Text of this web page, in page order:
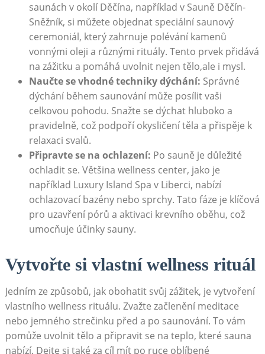
saunách⁤ v ‌okolí Děčína, například⁢ v Sauně Děčín-
Sněžník, si můžete ‍objednat speciální saunový
ceremoniál, který zahrnuje polévání kamenů
vonnými oleji a různými rituály. Tento ⁣prvek přidává
na⁤ zážitku a ⁣pomáhá uvolnit​ nejen tělo,ale⁤ i mysl.
Naučte⁢ se vhodné ⁣techniky⁤ dýchání: Správné
dýchání během saunování⁣ může posílit ⁣vaši
‌celkovou ⁢pohodu. Snažte se ‌dýchat hluboko a
pravidelně, což podpoří okysličení těla ⁢a přispěje k
‍relaxaci svalů.
Připravte⁤ se na ochlazení: Po sauně je důležité
ochladit⁣ se. Většina wellness center, jako je
například Luxury ⁢Island⁤ Spa v‍ Liberci, nabízí
ochlazovací ⁢bazény nebo ​sprchy. Tato fáze je klíčová
pro uzavření pórů a aktivaci krevního oběhu, ⁢což
umocňuje ⁤účinky sauny.
Vytvořte si vlastní ‍wellness rituál
Jedním⁢ ze ⁤způsobů, jak obohatit svůj zážitek,⁤ je vytvoření
vlastního wellness rituálu. Zvažte začlenění meditace​
nebo jemného strečinku před a po saunování. To vám
‍pomůže uvolnit tělo a ⁢připravit se na teplo, které‍ sauna
nabízí. Dejte si ⁤také ‍za cíl mít po ruce oblíbené